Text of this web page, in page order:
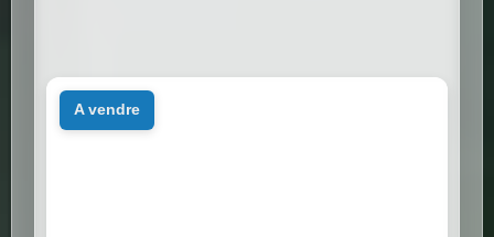
a vendre